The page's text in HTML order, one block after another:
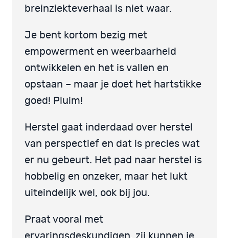
breinziekteverhaal is niet waar.
Je bent kortom bezig met
empowerment en weerbaarheid
ontwikkelen en het is vallen en
opstaan – maar je doet het hartstikke
goed! Pluim!
Herstel gaat inderdaad over herstel
van perspectief en dat is precies wat
er nu gebeurt. Het pad naar herstel is
hobbelig en onzeker, maar het lukt
uiteindelijk wel, ook bij jou.
Praat vooral met
ervaringsdeskundigen, zij kunnen je